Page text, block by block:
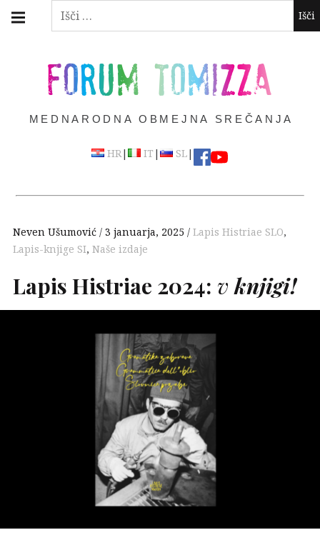
Išči:
Skip
FORUM TOMIZZA
MEDNARODNA OBMEJNA SREČANJA
HR| IT | SL|
navigation
Neven Ušumović 3 januarja, 2025 Lapis Histriae SLO,
Lapis-knjige SI, Naše izdaje
Lapis Histriae 2024: vknjigi!